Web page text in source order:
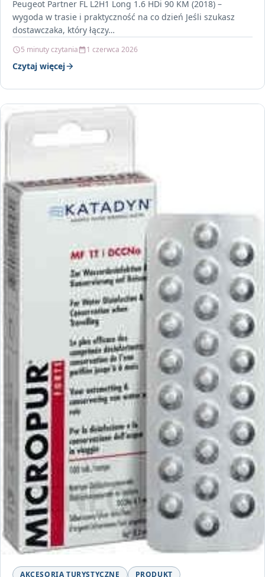
Peugeot Partner FL L2H1 Long 1.6 HDi 90 KM (2018) –
wygoda w trasie i praktyczność na co dzień Jeśli szukasz
dostawczaka, który łączy…
5 minuty czytania 1 czerwca 2026
Czytaj więcej
AKCESORIA TURYSTYCZNE PRODUKT